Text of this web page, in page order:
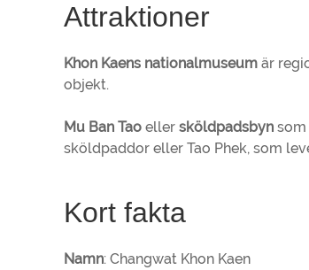
Attraktioner
Khon Kaens nationalmuseum är
objekt.
Mu Ban Tao eller sköldpadsbyn som
sköldpaddor eller Tao Phek, som
Kort fakta
Namn: Changwat Khon Kaen